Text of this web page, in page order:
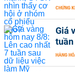
CHỨNG
Giá
HÀNG